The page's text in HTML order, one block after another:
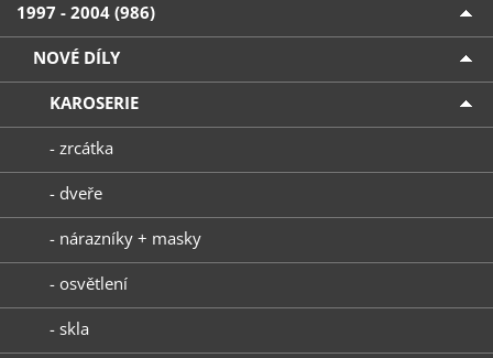
1997 - 2004 (986)
NOVÉ DÍLY
KAROSERIE
- zrcátka
- dveře
- nárazníky + masky
- osvětlení
- skla